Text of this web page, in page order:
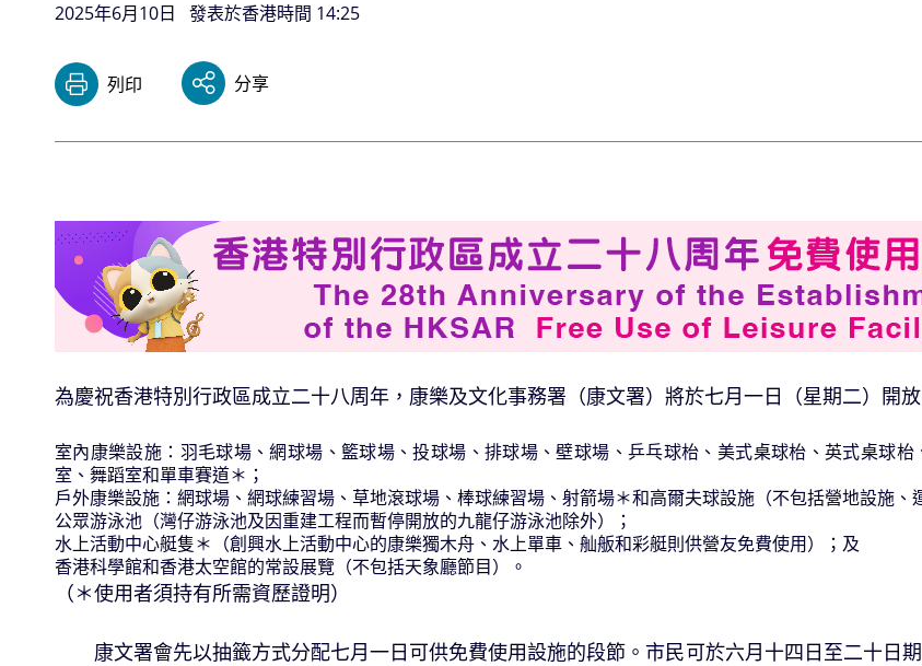
2025年6月10日 發表於香港時間 14:25
列印 分享
為慶祝香港特別行政區成立二十八周年，康樂及文化事務署（康文署）將於七月一日（星期二）開
室內康樂設施：羽毛球場、網球場、籃球場、投球場、排球場、壁球場、乒乓球枱、美式桌球枱、英式桌球
室、舞蹈室和單車賽道＊；
戶外康樂設施：網球場、網球練習場、草地滾球場、棒球練習場、射箭場＊和高爾夫球設施（不包括營地設施、
公眾游泳池（灣仔游泳池及因重建工程而暫停開放的九龍仔游泳池除外）；
水上活動中心艇隻＊（創興水上活動中心的康樂獨木舟、水上單車、舢舨和彩艇則供營友免費使用）；及
香港科學館和香港太空館的常設展覽（不包括天象廳節目）。
（＊使用者須持有所需資歷證明）
康文署會先以抽籤方式分配七月一日可供免費使用設施的段節。市民可於六月十四日至二十日期